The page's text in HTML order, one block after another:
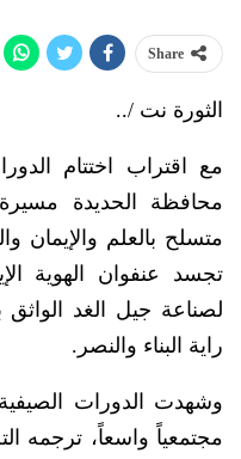
Share
الثورة نت /..
محافظة الحديدة مسيرة
متسلح بالعلم والإيمان
تجسد عنفوان الهوية
لصناعة جيل الغد
راية البناء والنصر.
وشهدت الدورات الصيفية